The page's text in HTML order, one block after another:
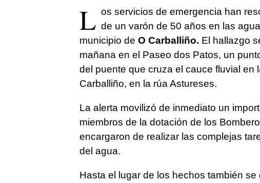
L os servicios de emergencia han
de un varón de 50 años en las
municipio de O Carballiño. El hallazgo
mañana en el Paseo dos Patos, un
del puente que cruza el cauce fluvial en
Carballiño, en la rúa Astureses.
La alerta movilizó de inmediato un
miembros de la dotación de los
encargaron de realizar las complejas
del agua.
Hasta el lugar de los hechos también